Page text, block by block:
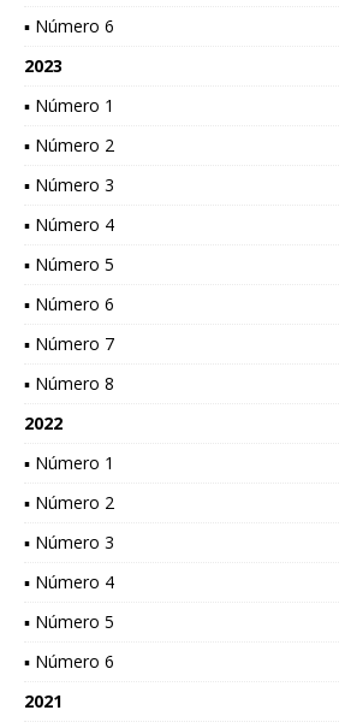
▪ Número 6
2023
▪ Número 1
▪ Número 2
▪ Número 3
▪ Número 4
▪ Número 5
▪ Número 6
▪ Número 7
▪ Número 8
2022
▪ Número 1
▪ Número 2
▪ Número 3
▪ Número 4
▪ Número 5
▪ Número 6
2021